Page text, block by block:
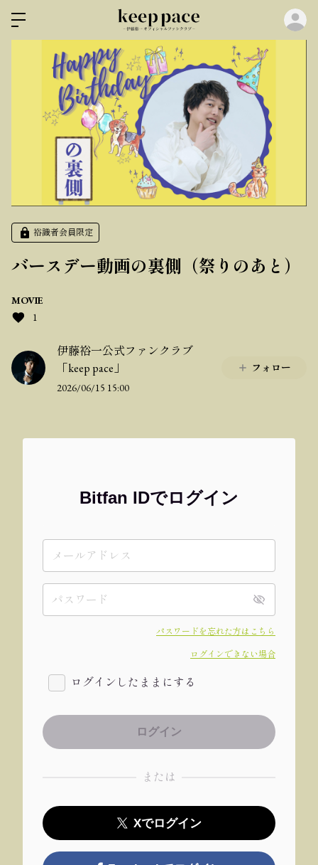
裕識者会員限定
バースデー動画の裏側（祭りのあと）
MOVIE
1
伊藤裕一公式ファンクラブ
「keep pace」
2026/06/15 15:00
フォロー
Bitfan IDでログイン
パスワードを忘れた方はこちら
ログインできない場合
ログインしたままにする
または
Xでログイン